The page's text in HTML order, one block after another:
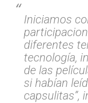
Iniciamos
diferentes
tecnología,
de las
si habían
capsulitas”,